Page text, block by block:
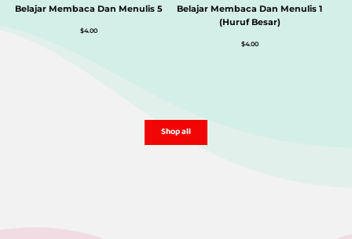
Belajar Membaca Dan Menulis 5
$4.00
Belajar Membaca Dan Menulis 1
(Huruf Besar)
$4.00
Shop all